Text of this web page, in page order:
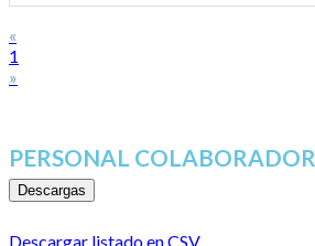
«
1
»
PERSONAL COLABORADOR
Descargas
Descargar listado en CSV